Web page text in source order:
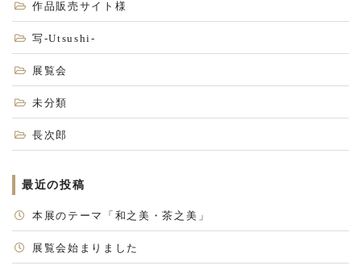
作品販売サイト様
写-Utsushi-
展覧会
未分類
長次郎
最近の投稿
本展のテーマ「和之美・茶之美」
展覧会始まりました